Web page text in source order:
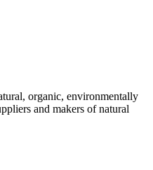
organic, environmentally
and makers of natural